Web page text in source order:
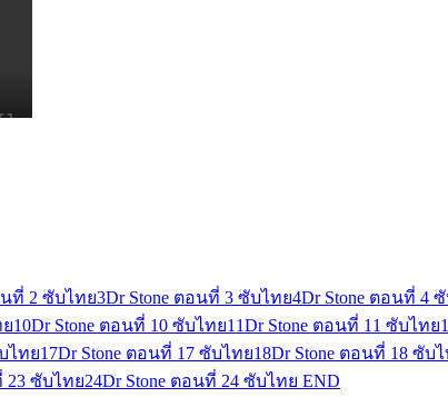
นที่ 2 ซับไทย3Dr Stone ตอนที่ 3 ซับไทย4Dr Stone ตอนที่ 4
10Dr Stone ตอนที่ 10 ซับไทย11Dr Stone ตอนที่ 11 ซับไทย
ไทย17Dr Stone ตอนที่ 17 ซับไทย18Dr Stone ตอนที่ 18 ซับ
23 ซับไทย24Dr Stone ตอนที่ 24 ซับไทย END